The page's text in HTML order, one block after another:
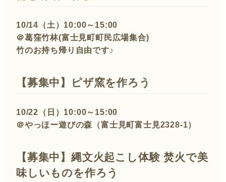
10/14（土）10:00～15:00
＠葛窪竹林(富士見町町民広場集合)
竹のお持ち帰り自由です♪
【募集中】 ピザ窯を作ろう
10/22（日）10:00～15:00
＠やっほー遊びの森（富士見町富士見2328-1）
【募集中】縄文火起こし体験 焚火で美
味しいものを作ろう